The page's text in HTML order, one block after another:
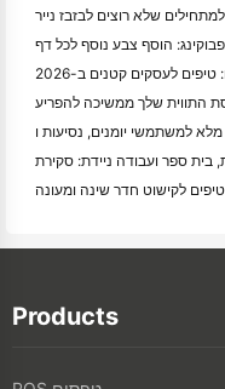
שלא רוצים לבזבז נייר
הוסף צבע נוסף לכל דף
לעסקים קטנים ב-2026
לקישוט חדר שינה ומעונה
Products